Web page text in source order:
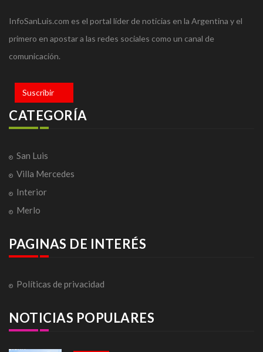
InfoSanLuis.com es el portal líder de noticias en la Argentina y el
primero en apostar a las redes sociales como un canal de
comunicación.
Suscribir
CATEGORÍA
San Luis
Villa Mercedes
Interior
Merlo
PAGINAS DE INTERÉS
Políticas de privacidad
NOTICIAS POPULARES